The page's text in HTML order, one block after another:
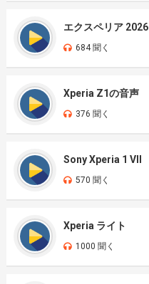
エクスペリア 2026
684 聞く
Xperia Z1の音声
376 聞く
Sony Xperia 1 VII
570 聞く
Xperia ライト
1000 聞く